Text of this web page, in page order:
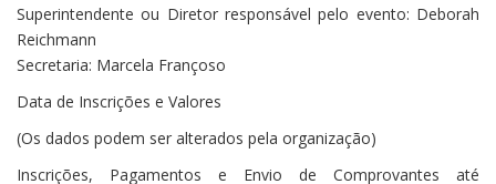
Superintendente ou Diretor responsável pelo evento: Deborah
Reichmann
Secretaria: Marcela Françoso
Data de Inscrições e Valores
(Os dados podem ser alterados pela organização)
Inscrições, Pagamentos e Envio de Comprovantes até